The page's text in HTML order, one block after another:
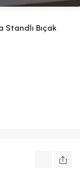
Standlı Bıçak